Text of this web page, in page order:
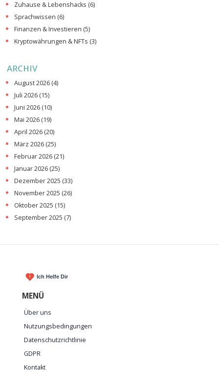
Zuhause & Lebenshacks (6)
Sprachwissen (6)
Finanzen & Investieren (5)
Kryptowährungen & NFTs (3)
ARCHIV
August 2026 (4)
Juli 2026 (15)
Juni 2026 (10)
Mai 2026 (19)
April 2026 (20)
März 2026 (25)
Februar 2026 (21)
Januar 2026 (25)
Dezember 2025 (33)
November 2025 (26)
Oktober 2025 (15)
September 2025 (7)
MENÜ
Über uns
Nutzungsbedingungen
Datenschutzrichtlinie
GDPR
Kontakt